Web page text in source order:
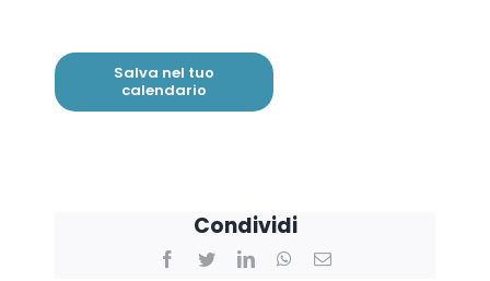
Salva nel tuo
calendario
Condividi
Facebook
Twitter LinkedInWhatsApp